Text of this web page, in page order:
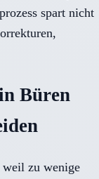
spart nicht
Büren
weil zu wenige